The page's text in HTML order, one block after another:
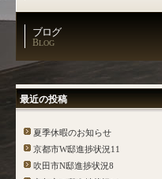
ブログ
BLOG
最近の投稿
夏季休暇のお知らせ
京都市W邸進捗状況11
吹田市N邸進捗状況8